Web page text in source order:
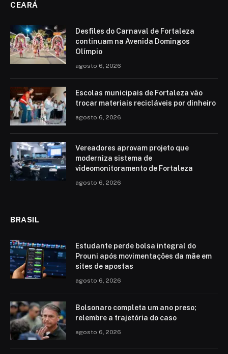
CEARÁ
Desfiles do Carnaval de Fortaleza
continuam na Avenida Domingos
Olímpio
agosto 6, 2026
Escolas municipais de Fortaleza vão
trocar materiais recicláveis por dinheiro
agosto 6, 2026
Vereadores aprovam projeto que
moderniza sistema de
videomonitoramento de Fortaleza
agosto 6, 2026
BRASIL
Estudante perde bolsa integral do
Prouni após movimentações da mãe em
sites de apostas
agosto 6, 2026
Bolsonaro completa um ano preso;
relembre a trajetória do caso
agosto 6, 2026